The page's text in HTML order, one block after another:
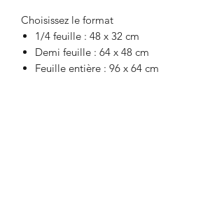
Choisissez le format
1/4 feuille : 48 x 32 cm
Demi feuille : 64 x 48 cm
Feuille entière : 96 x 64 cm